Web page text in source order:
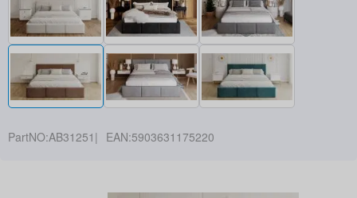
PartNO:AB31251 EAN:5903631175220